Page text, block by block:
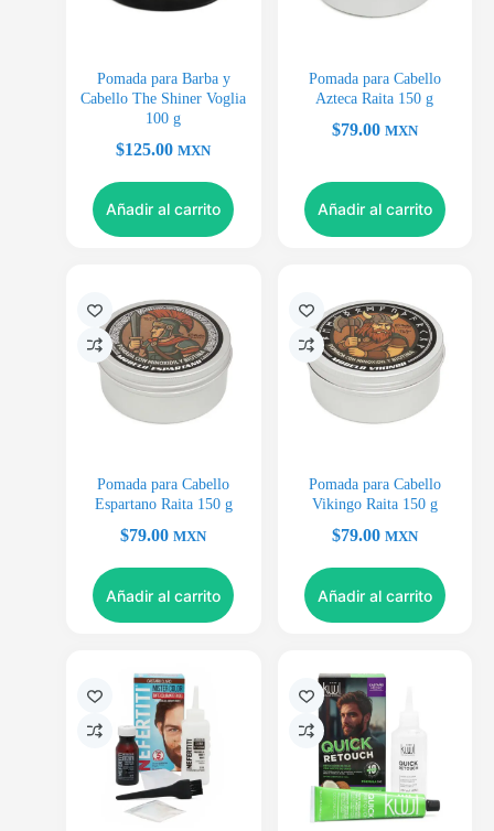
Pomada para Barba y
Cabello The Shiner Voglia
100 g
$125.00 MXN
Añadir al carrito
Pomada para Cabello
Azteca Raita 150 g
$79.00 MXN
Añadir al carrito
Pomada para Cabello
Espartano Raita 150 g
$79.00 MXN
Añadir al carrito
Pomada para Cabello
Vikingo Raita 150 g
$79.00 MXN
Añadir al carrito